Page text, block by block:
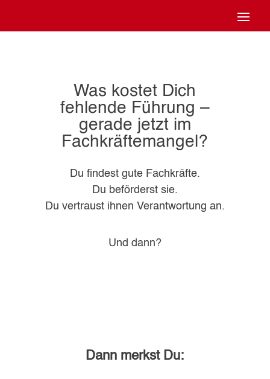
Was kostet Dich
fehlende Führung –
gerade jetzt im
Fachkräftemangel?
Du findest gute Fachkräfte.
Du beförderst sie.
Du vertraust ihnen Verantwortung an.
Und dann?
Dann merkst Du: